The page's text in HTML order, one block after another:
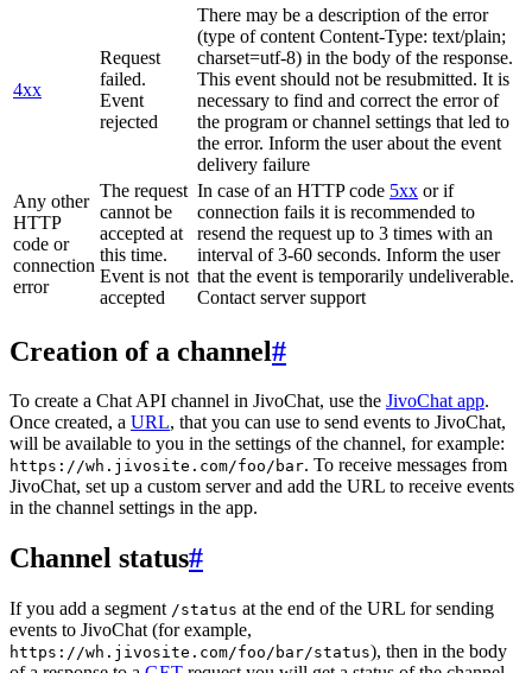
4xx
Request
failed.
Event
rejected
There may be a description of the error
(type of content Content-Type: text/plain;
charset=utf-8) in the body of the response.
This event should not be resubmitted. It is
necessary to find and correct the error of
the program or channel settings that led to
the error. Inform the user about the event
delivery failure
Any other
HTTP
code or
connection
error
The request
cannot be
accepted at
this time.
Event is not
accepted
In case of an HTTP code 5xx or if
connection fails it is recommended to
resend the request up to 3 times with an
interval of 3-60 seconds. Inform the user
that the event is temporarily undeliverable.
Contact server support
Creation of a channel#
To create a Chat API channel in JivoChat, use the JivoChat app.
Once created, a URL, that you can use to send events to JivoChat,
will be available to you in the settings of the channel, for example:
https://wh.jivosite.com/foo/bar. To receive messages from
JivoChat, set up a custom server and add the URL to receive events
in the channel settings in the app.
Channel status#
If you add a segment /status at the end of the URL for sending
events to JivoChat (for example,
https://wh.jivosite.com/foo/bar/status), then in the body